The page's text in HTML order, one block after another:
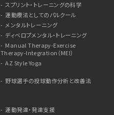
スプリント・トレーニングの科学
運動療法としてのパルクール
メンタルトレーニング
ディベロプメンタル・トレーニング
Manual Therapy-Exercise
Therapy-Integration（MEI）
AZ Style Yoga
野球選手の投球動作分析と改善法
運動発達・発達支援